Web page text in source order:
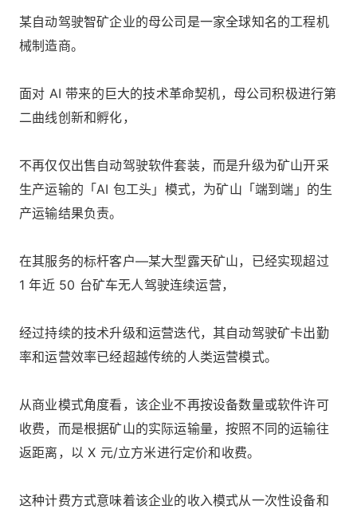
某自动驾驶智矿企业的母公司是一家全球知名的工程机
械制造商。
面对 AI 带来的巨大的技术革命契机，母公司积极进行第
二曲线创新和孵化，
不再仅仅出售自动驾驶软件套装，而是升级为矿山开采
生产运输的「AI 包工头」模式，为矿山「端到端」的生
产运输结果负责。
在其服务的标杆客户—某大型露天矿山，已经实现超过
1 年近 50 台矿车无人驾驶连续运营，
经过持续的技术升级和运营迭代，其自动驾驶矿卡出勤
率和运营效率已经超越传统的人类运营模式。
从商业模式角度看，该企业不再按设备数量或软件许可
收费，而是根据矿山的实际运输量，按照不同的运输往
返距离，以 X 元/立方米进行定价和收费。
这种计费方式意味着该企业的收入模式从一次性设备和